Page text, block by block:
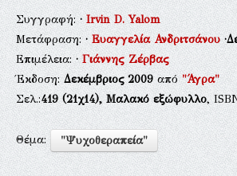
Συγγραφή:·Irvin D. Yalom
Μετάφραση:·Ευαγγελία Ανδριτσάνου
Επιμέλεια:·Γιάννης Ζέρβας
Έκδοση:Δεκέμβριος 2009από"Άγρα"
Σελ.:419(21χ14), Μαλακό εξώφυλλο,
Θέμα: "Ψυχοθεραπεία"